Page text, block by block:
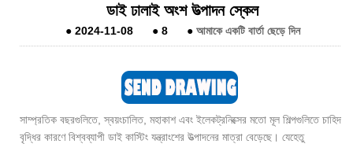
ডাই ঢালাই অংশ উত্পাদন স্কেল
● 2024-11-08 ● 8 ● আমাকে একটি বার্তা ছেড়ে দিন
সাম্প্রতিক বছরগুলিতে, স্বয়ংচালিত, মহাকাশ এবং ইলেকট্রনিক্সের মতো মূল শিল্পগুলিতে চাহিদা
বৃদ্ধির কারণে বিশ্বব্যাপী ডাই কাস্টিং যন্ত্রাংশের উত্পাদনের মাত্রা বেড়েছে। যেহেতু